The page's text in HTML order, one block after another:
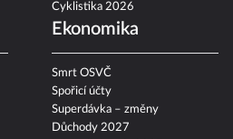
Cyklistika 2026
Ekonomika
Smrt OSVČ
Spořicí účty
Superdávka – změny
Důchody 2027